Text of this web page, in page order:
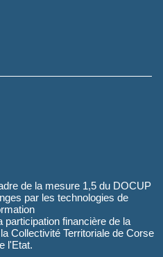
de la mesure 1,5 du DOCUP
par les technologies de
participation financière de la
Collectivité Territoriale de Corse
l'Etat.